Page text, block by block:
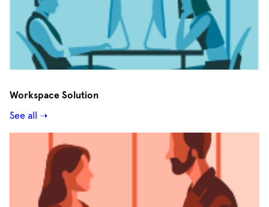
Workspace Solution
See all ➝